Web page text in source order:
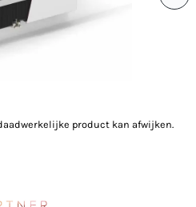
product kan afwijken.